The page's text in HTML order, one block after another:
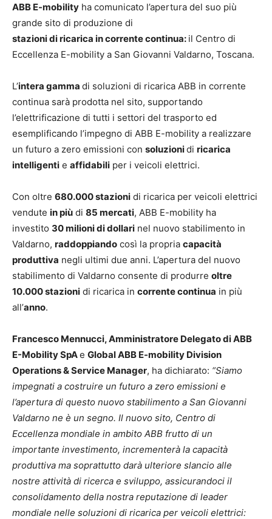
ABB E-mobility ha comunicato l’apertura del suo più
grande sito di produzione di
stazioni di ricarica in corrente continua: il Centro di
Eccellenza E-mobility a San Giovanni Valdarno, Toscana.
L’intera gamma di soluzioni di ricarica ABB in corrente
continua sarà prodotta nel sito, supportando
l’elettrificazione di tutti i settori del trasporto ed
esemplificando l’impegno di ABB E-mobility a realizzare
un futuro a zero emissioni con soluzionidi ricarica
intelligenti e affidabili per i veicoli elettrici.
Con oltre 680.000 stazioni di ricarica per veicoli elettrici
vendute in più di 85 mercati, ABB E-mobility ha
investito 30 milioni di dollari nel nuovo stabilimento in
Valdarno, raddoppiando così la propria capacità
produttiva negli ultimi due anni. L’apertura del nuovo
stabilimento di Valdarno consente di produrre oltre
10.000 stazioni di ricarica in corrente continua in più
all’anno.
Francesco Mennucci, Amministratore Delegato di ABB
E-Mobility SpAe Global ABB E-mobility Division
Operations & Service Manager, ha dichiarato: “Siamo
impegnati a costruire un futuro a zero emissioni e
l’apertura di questo nuovo stabilimento a San Giovanni
Valdarno ne è un segno. Il nuovo sito, Centro di
Eccellenza mondiale in ambito ABB frutto di un
importante investimento, incrementerà la capacità
produttiva ma soprattutto darà ulteriore slancio alle
nostre attività di ricerca e sviluppo, assicurandoci il
consolidamento della nostra reputazione di leader
mondiale nelle soluzioni di ricarica per veicoli elettrici: